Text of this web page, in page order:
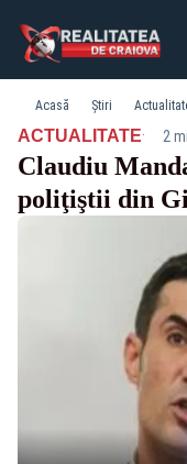
Acasă Știri
ACTUALITATE· 2
Claudiu
poliţiştii din